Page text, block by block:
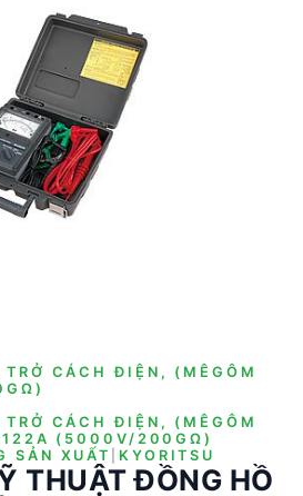
CÁCH ĐIỆN, (MÊGÔM
CÁCH ĐIỆN, (MÊGÔM
(5000V/200GΩ)
SẢN XUẤT KYORITSU
THUẬT ĐỒNG HỒ